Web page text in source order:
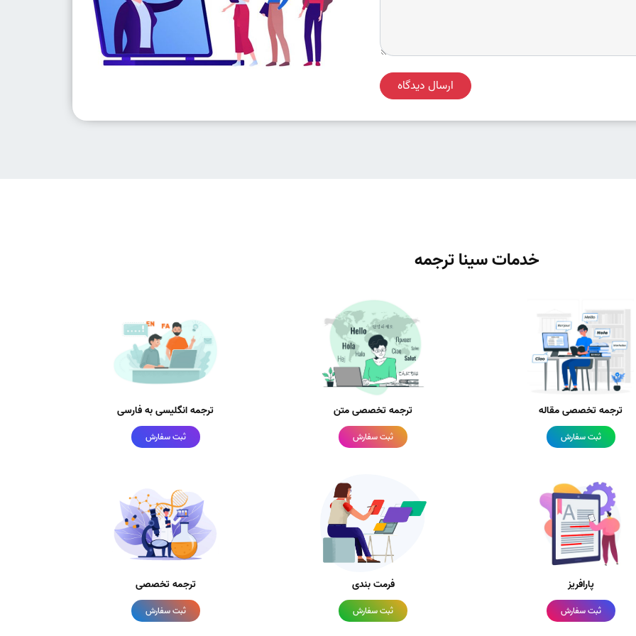
ارسال دیدگاه
خدمات سینا ترجمه
ترجمه تخصصی مقاله
ثبت سفارش
ترجمه تخصصی متن
ثبت سفارش
ترجمه انگلیسی به فارسی
ثبت سفارش
پارافریز
ثبت سفارش
فرمت بندی
ثبت سفارش
ترجمه تخصصی
ثبت سفارش